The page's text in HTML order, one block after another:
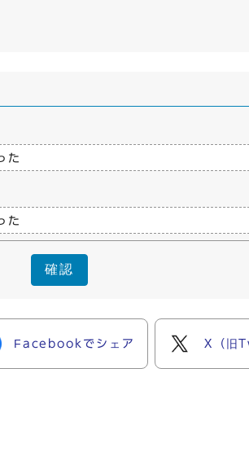
た
た
確認
Facebookでシェア X（旧